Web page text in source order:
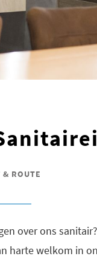
& ROUTE
over ons
harte welkom in